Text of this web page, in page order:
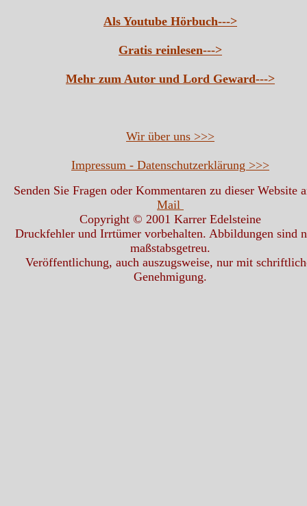
Als Youtube Hörbuch--->
Gratis reinlesen--->
Mehr zum Autor und Lord Geward--->
Wir über uns >>>
Impressum - Datenschutzerklärung >>>
Senden Sie Fragen oder Kommentaren zu dieser Website
Mail
Copyright © 2001 Karrer Edelsteine
Druckfehler und Irrtümer vorbehalten. Abbildungen sind
maßstabsgetreu.
Veröffentlichung, auch auszugsweise, nur mit
Genehmigung.